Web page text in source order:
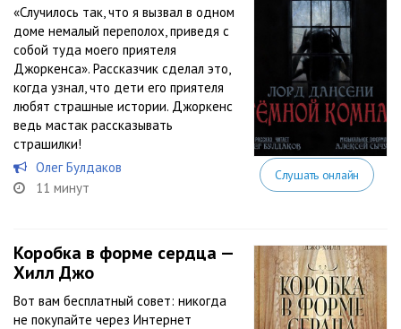
«Случилось так, что я вызвал в одном
доме немалый переполох, приведя с
собой туда моего приятеля
Джоркенса». Рассказчик сделал это,
когда узнал, что дети его приятеля
любят страшные истории. Джоркенс
ведь мастак рассказывать
страшилки!
Олег Булдаков
11 минут
Слушать онлайн
Коробка в форме сердца —
Хилл Джо
Вот вам бесплатный совет: никогда
не покупайте через Интернет